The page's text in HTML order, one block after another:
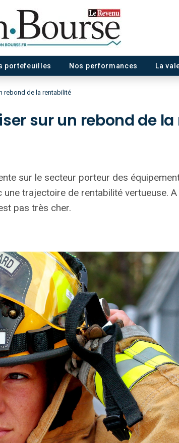
portefeuilles Nos performances La
rebond de la rentabilité
sur un rebond de
sur le secteur porteur des
trajectoire de rentabilité vertueuse.
pas très cher.